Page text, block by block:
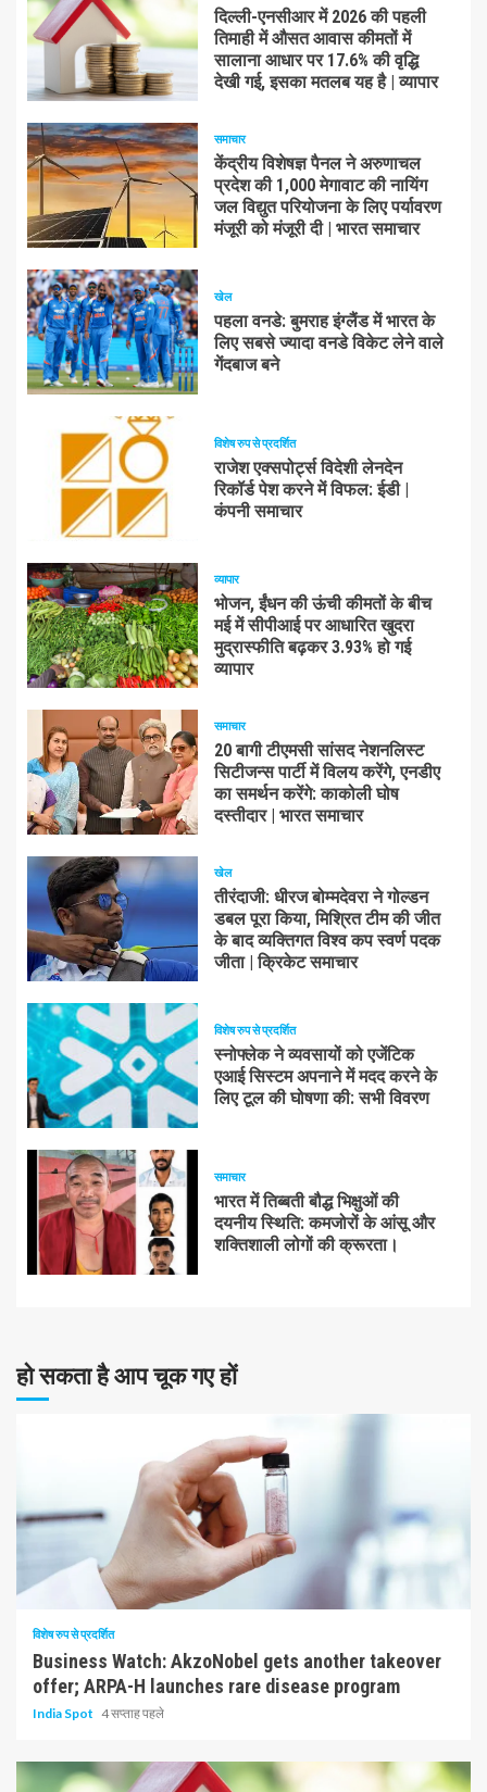
दिल्ली-एनसीआर में 2026 की पहली
तिमाही में औसत आवास कीमतों में
सालाना आधार पर 17.6% की वृद्धि
देखी गई, इसका मतलब यह है | व्यापार
समाचार
केंद्रीय विशेषज्ञ पैनल ने अरुणाचल
प्रदेश की 1,000 मेगावाट की नायिंग
जल विद्युत परियोजना के लिए पर्यावरण
मंजूरी को मंजूरी दी | भारत समाचार
खेल
पहला वनडे: बुमराह इंग्लैंड में भारत के
लिए सबसे ज्यादा वनडे विकेट लेने वाले
गेंदबाज बने
विशेष रुप से प्रदर्शित
राजेश एक्सपोर्ट्स विदेशी लेनदेन
रिकॉर्ड पेश करने में विफल: ईडी |
कंपनी समाचार
व्यापार
भोजन, ईंधन की ऊंची कीमतों के बीच
मई में सीपीआई पर आधारित खुदरा
मुद्रास्फीति बढ़कर 3.93% हो गई
व्यापार
समाचार
20 बागी टीएमसी सांसद नेशनलिस्ट
सिटीजन्स पार्टी में विलय करेंगे, एनडीए
का समर्थन करेंगे: काकोली घोष
दस्तीदार | भारत समाचार
खेल
तीरंदाजी: धीरज बोम्मदेवरा ने गोल्डन
डबल पूरा किया, मिश्रित टीम की जीत
के बाद व्यक्तिगत विश्व कप स्वर्ण पदक
जीता | क्रिकेट समाचार
विशेष रुप से प्रदर्शित
स्नोफ्लेक ने व्यवसायों को एजेंटिक
एआई सिस्टम अपनाने में मदद करने के
लिए टूल की घोषणा की: सभी विवरण
समाचार
भारत में तिब्बती बौद्ध भिक्षुओं की
दयनीय स्थिति: कमजोरों के आंसू और
शक्तिशाली लोगों की क्रूरता।
हो सकता है आप चूक गए हों
10 न्यूनतम पढ़ा
विशेष रुप से प्रदर्शित
Business Watch: AkzoNobel gets another takeover
offer; ARPA-H launches rare disease program
India Spot 4 सप्ताह पहले